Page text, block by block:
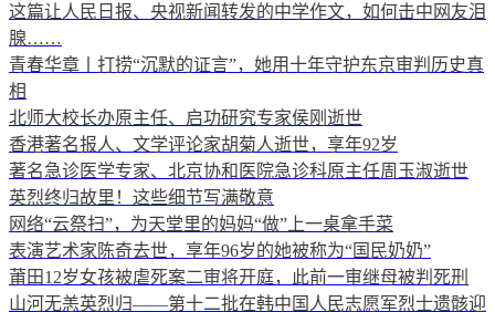
这篇让人民日报、央视新闻转发的中学作文，如何击中网友泪
腺……
青春华章丨打捞“沉默的证言”，她用十年守护东京审判历史真
相
北师大校长办原主任、启功研究专家侯刚逝世
香港著名报人、文学评论家胡菊人逝世，享年92岁
著名急诊医学专家、北京协和医院急诊科原主任周玉淑逝世
英烈终归故里！这些细节写满敬意
网络“云祭扫”，为天堂里的妈妈“做”上一桌拿手菜
表演艺术家陈奇去世，享年96岁的她被称为“国民奶奶”
莆田12岁女孩被虐死案二审将开庭，此前一审继母被判死刑
山河无恙英烈归——第十二批在韩中国人民志愿军烈士遗骸迎